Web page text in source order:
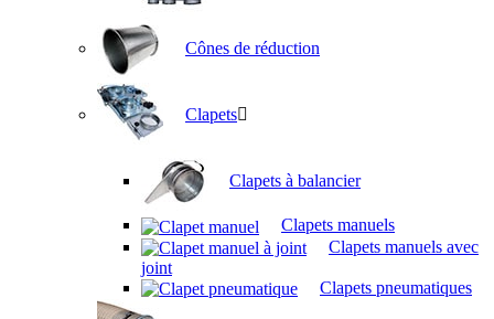
Cônes de réduction
Clapets
Clapets à balancier
Clapets manuels
Clapets manuels avec
joint
Clapets pneumatiques